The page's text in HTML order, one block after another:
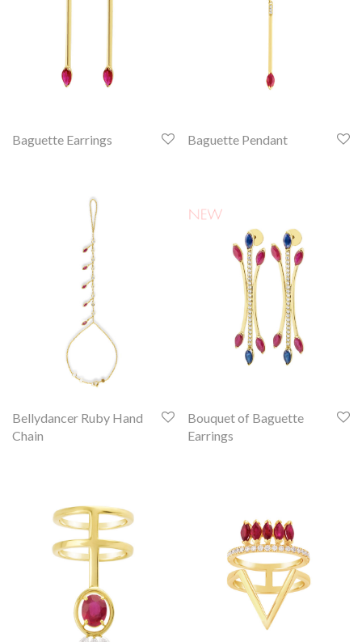
Baguette Earrings Baguette Pendant
Bellydancer Ruby Hand
Chain
Bouquet of Baguette
Earrings